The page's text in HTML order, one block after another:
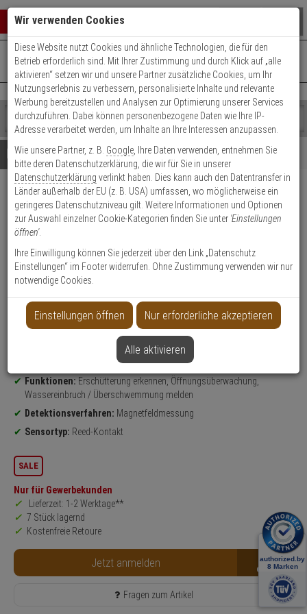
Warenkorb schließen
0 ARTIKEL IM WARENKORB
Ihr Warenkorb ist momentan leer.
Ergebnisse ()
Fertig
Shop
durchsuchen
Bitte
geben
Sie
mindestens
Zeichen
ein,
um
Suche
Es
wurde
noch
Kategorien
Suche
gestartet
+49 (0)821 899 493-0Mo. - Do.: 8:00 - 16:30 | Fr.: 8:00 - 14:00 Uhr
Kontaktservice nutzen
Details Beratung
Satel MXD-300 BR Funk
Universalmelder
Produktmerkmale
Datenblatt drucken
Produktinformationen
Öffnungsmelder, Wassermelder, Erschütterungsmelder
Innenbereich
Funktionen:Erschütterung erkennen, Öffnungsüberwachung,
Wassereinbruch / Überschwemmung melden
Detektionsverfahren: Magnetfeldmessung
Sensortyp: Reed-Kontakt
SALE
Nur für Gewerbekunden
Lieferzeit: 1-2 Werktage**
7 Stück lagernd
Kostenfreie Retoure
Jetzt anmelden B2B
Fragen zum Artikel
Wir verwenden Cookies
Diese Website nutzt Cookies und ähnliche Technologien, die für den
Betrieb erforderlich sind. Mit Ihrer Zustimmung und durch Klick auf „alle
aktivieren“ setzen wir und unsere Partner zusätzliche Cookies, um Ihr
Nutzungserlebnis zu verbessern, personalisierte Inhalte und relevante
Werbung bereitzustellen und Analysen zur Optimierung unserer Services
durchzuführen. Dabei können personenbezogene Daten wie Ihre IP-
Adresse verarbeitet werden, um Inhalte an Ihre Interessen anzupassen.
Wie unsere Partner, z. B. Google , Ihre Daten verwenden, entnehmen Sie
bitte deren Datenschutzerklärung, die wir für Sie in unserer
Datenschutzerklärung verlinkt haben. Dies kann auch den Datentransfer in
Länder außerhalb der EU (z. B. USA) umfassen, wo möglicherweise ein
geringeres Datenschutzniveau gilt. Weitere Informationen und Optionen
zur Auswahl einzelner Cookie-Kategorien finden Sie unter 'Einstellungen
öffnen'.
Ihre Einwilligung können Sie jederzeit über den Link „Datenschutz
Einstellungen“ im Footer widerrufen. Ohne Zustimmung verwenden wir nur
notwendige Cookies.
Einstellungen öffnen Nur erforderliche akzeptieren
Alle aktivieren